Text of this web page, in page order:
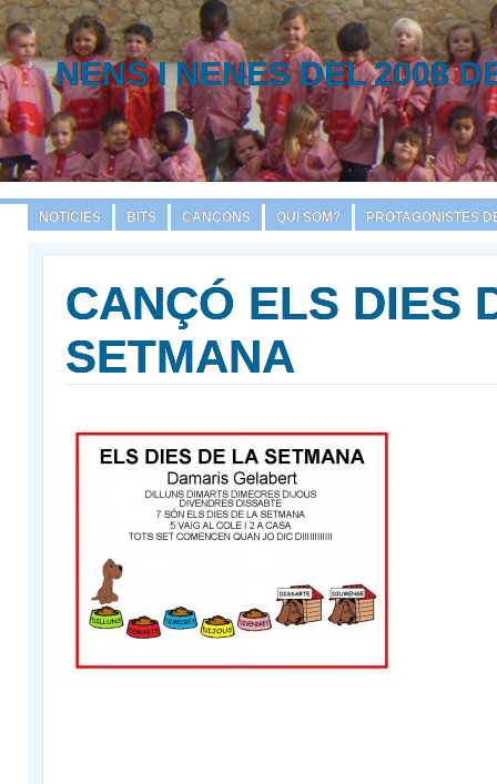
NENS I NENES DEL 2008
NOTÍCIES BITS CANÇONS QUI SOM? PROTAGONISTES
CANÇÓ ELS DIES
SETMANA